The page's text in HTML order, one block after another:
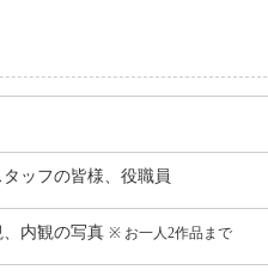
ッフの皆様、役職員
内観の写真 ※ お一人2作品まで